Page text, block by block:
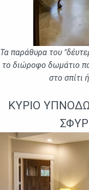
Τα παράθυρα του
το διώροφο δωμάτιο
στο σπίτι
ΚΎΡΙΟ